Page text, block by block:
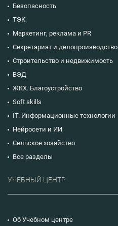
Безопасность
ТЭК
Маркетинг, реклама и PR
Секретариат и делопроизводство
Строительство и недвижимость
ВЭД
ЖКХ. Благоустройство
Soft skills
IT. Информационные технологии
Нейросети и ИИ
Сельское хозяйство
Все разделы
УЧЕБНЫЙ ЦЕНТР
Об Учебном центре